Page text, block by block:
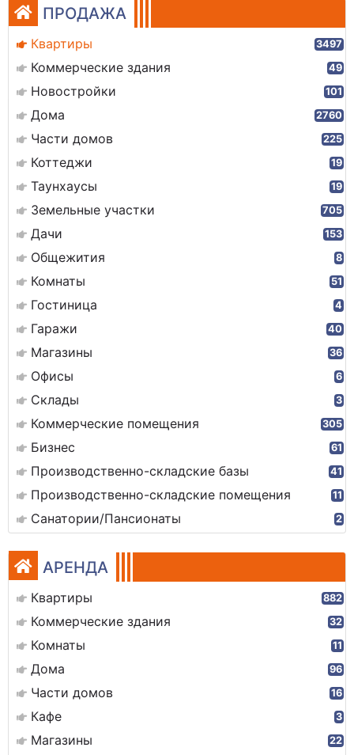
ПРОДАЖА
Квартиры 3497
Коммерческие здания 49
Новостройки 101
Дома 2760
Части домов 225
Коттеджи 19
Таунхаусы 19
Земельные участки 705
Дачи 153
Общежития 8
Комнаты 51
Гостиница 4
Гаражи 40
Магазины 36
Офисы 6
Склады 3
Коммерческие помещения 305
Бизнес 61
Производственно-складские базы 41
Производственно-складские помещения 11
Санатории/Пансионаты 2
АРЕНДА
Квартиры 882
Коммерческие здания 32
Комнаты 11
Дома 96
Части домов 16
Кафе 3
Магазины 22